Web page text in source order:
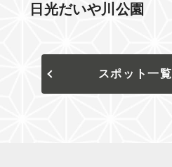
日光だいや川公園
スポット一